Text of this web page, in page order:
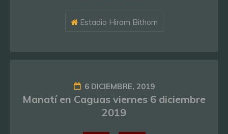
Estadio Hiram Bithorn
6 DICIEMBRE, 2019
Manatí en Caguas viernes 6 diciembre
2019